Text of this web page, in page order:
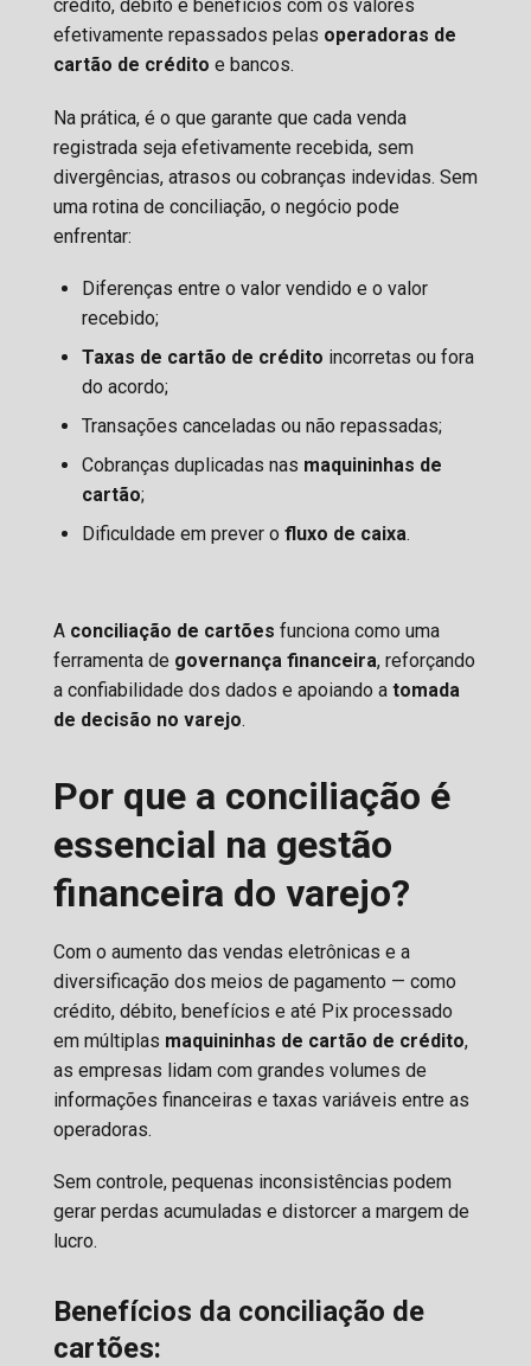
crédito, débito e benefícios com os valores
efetivamente repassados pelas operadoras de
cartão de crédito e bancos.
Na prática, é o que garante que cada venda
registrada seja efetivamente recebida, sem
divergências, atrasos ou cobranças indevidas. Sem
uma rotina de conciliação, o negócio pode
enfrentar:
Diferenças entre o valor vendido e o valor
recebido;
Taxas de cartão de crédito incorretas ou fora
do acordo;
Transações canceladas ou não repassadas;
Cobranças duplicadas nas maquininhas de
cartão;
Dificuldade em prever o fluxo de caixa.
A conciliação de cartões funciona como uma
ferramenta de governança financeira, reforçando
a confiabilidade dos dados e apoiando a tomada
de decisão no varejo.
Por que a conciliação é
essencial na gestão
financeira do varejo?
Com o aumento das vendas eletrônicas e a
diversificação dos meios de pagamento — como
crédito, débito, benefícios e até Pix processado
em múltiplas maquininhas de cartão de crédito,
as empresas lidam com grandes volumes de
informações financeiras e taxas variáveis entre as
operadoras.
Sem controle, pequenas inconsistências podem
gerar perdas acumuladas e distorcer a margem de
lucro.
Benefícios da conciliação de
cartões: